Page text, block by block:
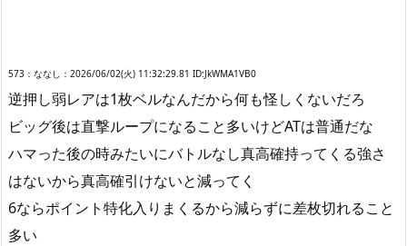
573：ななし：2026/06/02(火) 11:32:29.81 ID:JkWMA1VB0
逆押し弱レアは1枚ベルなんだから何も怪しくないだろ
ビッグ後は直撃ループになること多いけどATは普通だな
ハマった後の時みたいにバトルなし真高確持ってくる強さ
はないから真高確引けないと減ってく
6ならポイント特化入りまくるから減らずに差枚切れること
多い